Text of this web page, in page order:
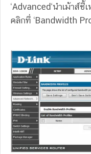
‘Advanced‘นำเม้าส์
คลิกที่ ‘Bandwidth